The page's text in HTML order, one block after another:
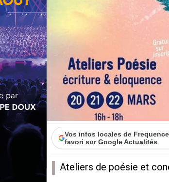
Vos infos locales de
favori sur Google Actualités
Ateliers de poésie et